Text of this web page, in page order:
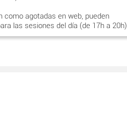
como agotadas en web, pueden
las sesiones del día (de 17h a 20h)